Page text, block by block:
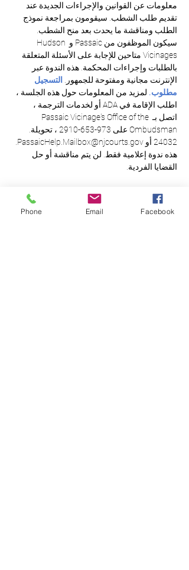
معلومات عن القوانين والإجراءات الجديدة عند
تقديم طلب الشطب. سيقومون بمراجعة نموذج
الطلب ومناقشة ما يحدث بعد منح الشطب.
سيكون الموظفون من Passaic و Hudson
Vicinages متاحين للإجابة على الأسئلة المتعلقة
بالطلبات وإجراءات المحكمة. هذه الندوة عبر
الإنترنت مجانية ومفتوحة للجمهور.
التسجيل
مطلوب. لمزيد من المعلومات حول هذه الجلسة ،
اطلب الإقامة في ADA أو لخدمات الترجمة ،
اتصل بـ Passaic Vicinage's Office of the
Ombudsman على 973-653-2910 ، تحويلة.
هذه ندوة إعلامية فقط. لن يتم مناقشة أو حل
القضايا الفردية.
Phone Email Facebook